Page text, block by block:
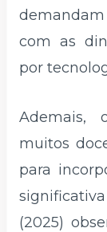
com as
por
Ademais,
muitos
para
(2025)